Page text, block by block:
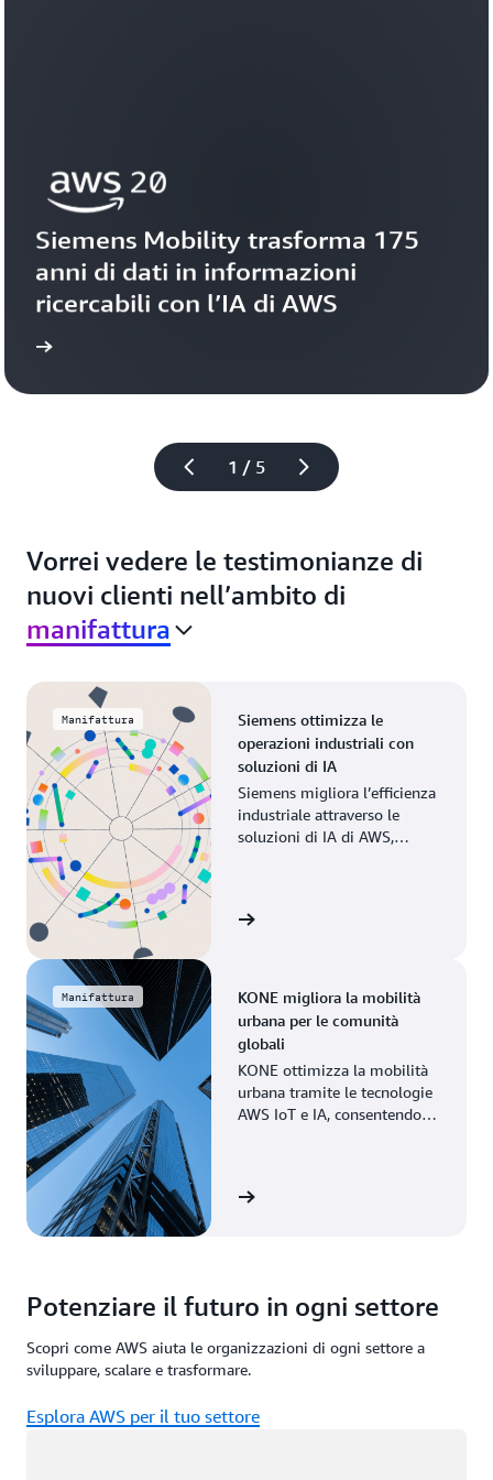
1 / 5
Siemens Mobility trasforma 175
anni di dati in informazioni
ricercabili con l’IA di AWS
Guarda la
Vorrei vedere le testimonianze di
nuovi clienti nell’ambito di
manifattura
Manifattura
Siemens ottimizza le
operazioni industriali con
soluzioni di IA
Siemens migliora l’efficienza
industriale attraverso le
soluzioni di IA di AWS,
Guarda la storia
Manifattura
KONE migliora la mobilità
urbana per le comunità
globali
KONE ottimizza la mobilità
urbana tramite le tecnologie
AWS IoT e IA, consentendo la
Guarda la storia
Potenziare il futuro in ogni settore
Scopri come AWS aiuta le organizzazioni di ogni settore a
sviluppare, scalare e trasformare.
Esplora AWS per il tuo settore